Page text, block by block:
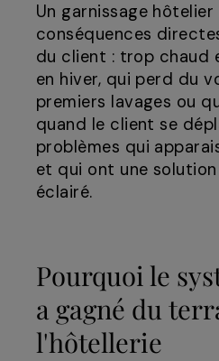
Un garnissage
conséquences
du client : trop chaud
en hiver, qui perd du
premiers lavages ou
quand le client se
problèmes qui
et qui ont une
éclairé.
Pourquoi le
a gagné du
l'hôtellerie